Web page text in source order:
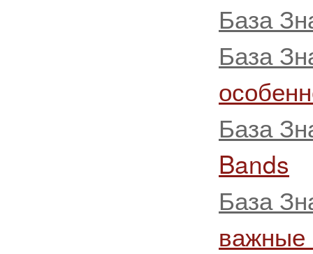
База
База
База
Bands
База